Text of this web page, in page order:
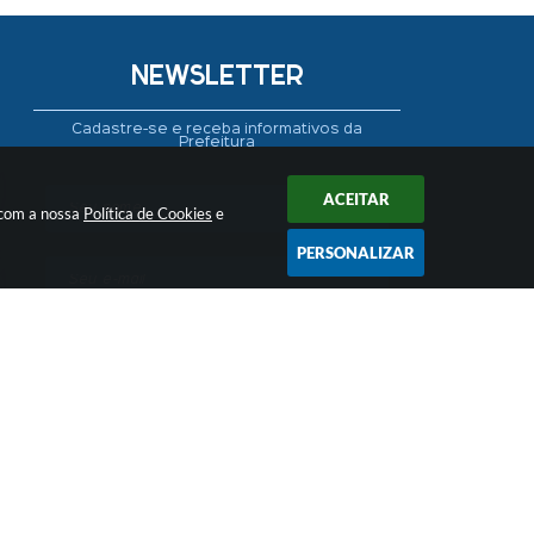
a nossa Política de Cookies e
ACEITAR
PERSONALIZAR
NEWSLETTER
Cadastre-se e receba informativos da
Prefeitura